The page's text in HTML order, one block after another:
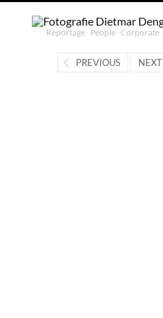
Reportage ∙ People ∙ Corporate
PREVIOUS NEXT